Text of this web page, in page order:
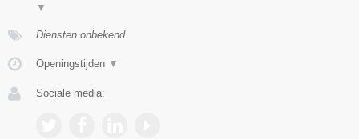
▼
Diensten onbekend
Openingstijden ▼
Sociale media: